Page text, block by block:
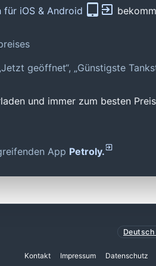
für iOS & Android
geöffnet“, „Günstigste
und immer zum besten
App Petroly.
Deutsch
Kontakt Impressum Datenschutz